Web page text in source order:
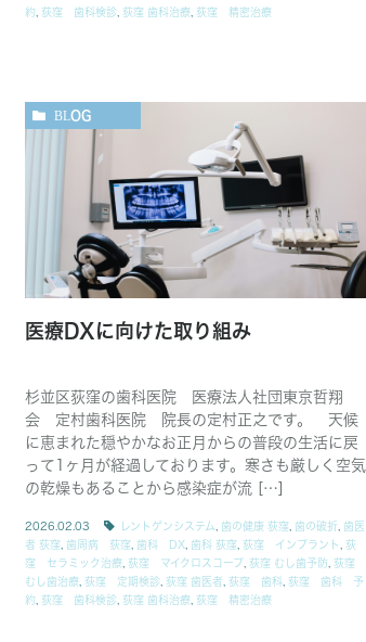
約
荻窪 歯科検診, 荻窪 歯科治療, 荻窪 精密治療
BLOG
医療DXに向けた取り組み
杉並区荻窪の歯科医院 医療法人社団東京哲翔
会 定村歯科医院 院長の定村正之です。 天候
に恵まれた穏やかなお正月からの普段の生活に戻
って1ヶ月が経過しております。寒さも厳しく空気
の乾燥もあることから感染症が流 […]
2026.02.03 レントゲンシステム 歯の健康 荻窪 歯の破折, 歯医
者 荻窪
歯周病 荻窪 歯科 DX, 歯科 荻窪 荻窪 インプラント
荻
窪 セラミック治療, 荻窪 マイクロスコープ, 荻窪 むし歯予防, 荻窪
むし歯治療, 荻窪 定期検診, 荻窪 歯医者 荻窪 歯科, 荻窪 歯科 予
約
荻窪 歯科検診, 荻窪 歯科治療, 荻窪 精密治療